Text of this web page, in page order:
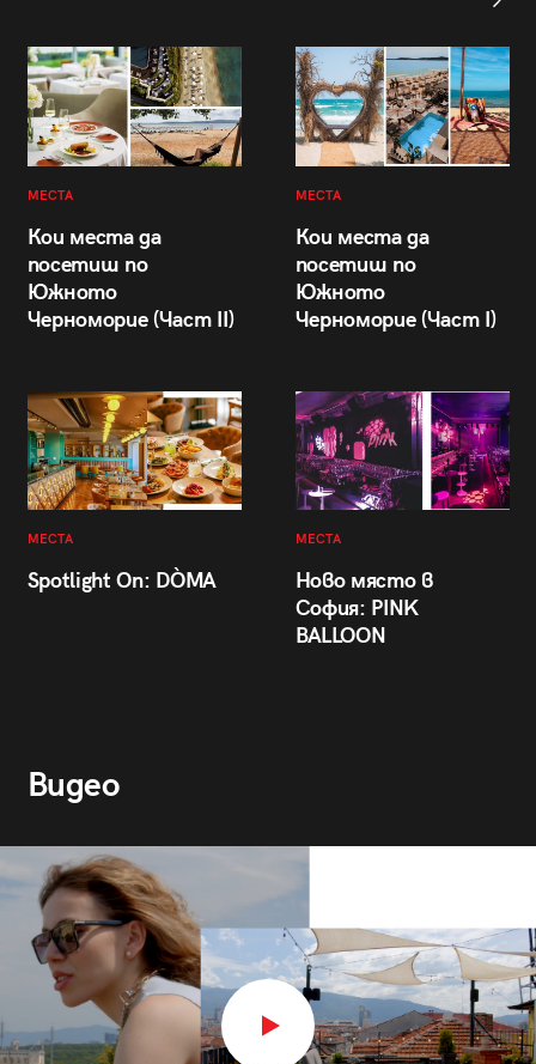
МЕСТА
Кои места да
посетиш по
Южното
Черноморие (Част II)
МЕСТА
Кои места да
посетиш по
Южното
Черноморие (Част I)
МЕСТА
Spotlight On: DÒMA
МЕСТА
Ново място в
София: PINK
BALLOON
Видео